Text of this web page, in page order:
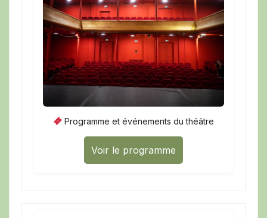
Programme et événements du théâtre
Voir le programme